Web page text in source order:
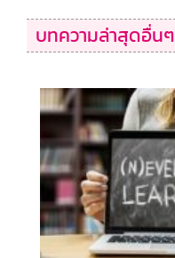
บทความล่าสุดอื่นๆ